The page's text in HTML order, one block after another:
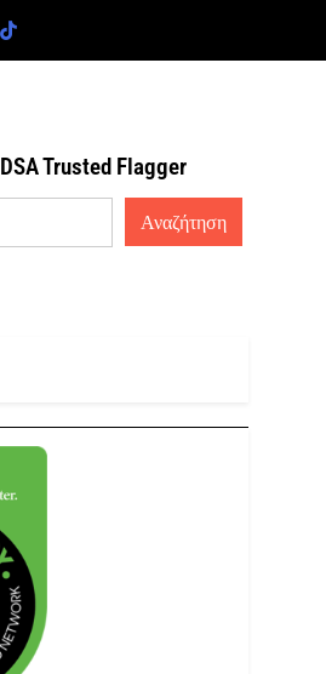
DSA Trusted Flagger